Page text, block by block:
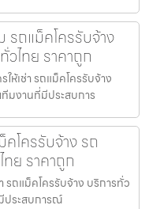
รถแม็คโครรับจ้าง
วไทย ราคาถูก
ห้เช่า รถแม็คโครรับจ้าง
มงานที่มีประสบการ
คโครรับจ้าง รถ
ทย ราคาถูก
รถแม็คโครรับจ้าง บริการทั่ว
ประสบการณ์